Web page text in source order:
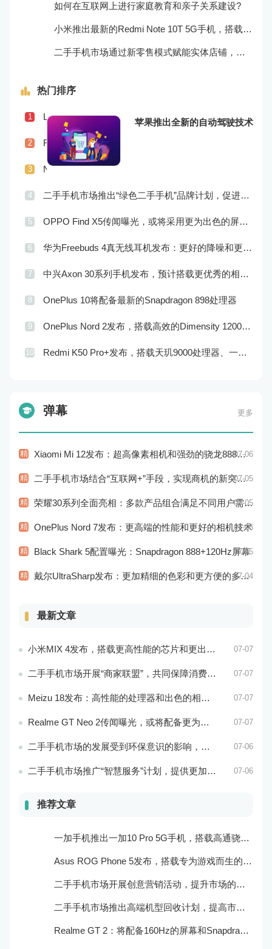
如何在互联网上进行家庭教育和亲子关系建设?
小米推出最新的Redmi Note 10T 5G手机，搭载超快的5G网络和高效的处理器！
二手手机市场通过新零售模式赋能实体店铺，促进销售升级
热门排序
苹果推出全新的自动驾驶技术
1 Lenovo Legion Phone 3上市，搭载更为强劲的处理器和游戏体验
2 Realme X9传闻曝光，或将配备更为优秀的摄像头和屏幕技术
3 Nokia发布全新Nokia 8 V 5G UW，支持超快5G网络和专为美国市场定制
4 二手手机市场推出“绿色二手手机”品牌计划，促进市场品牌化
5 OPPO Find X5传闻曝光，或将采用更为出色的屏幕和实用功能
6 华为Freebuds 4真无线耳机发布：更好的降噪和更完美的音效
7 中兴Axon 30系列手机发布，预计搭载更优秀的相机系统和处理器
8 OnePlus 10将配备最新的Snapdragon 898处理器
9 OnePlus Nord 2发布，搭载高效的Dimensity 1200-AI处理器和高品质的摄像头
10 Redmi K50 Pro+发布，搭载天玑9000处理器、一亿像素主摄像头和120W快充技术
弹幕 更多
精 Xiaomi Mi 12发布：超高像素相机和强劲的骁龙888处理器07-06
精 二手手机市场结合“互联网+”手段，实现商机的新突破和市场的新拓展07-05
精 荣耀30系列全面亮相：多款产品组合满足不同用户需求！07-05
精 OnePlus Nord 7发布：更高端的性能和更好的相机技术
07-05
精 Black Shark 5配置曝光：Snapdragon 888+120Hz屏幕
07-05
精 戴尔UltraSharp发布：更加精细的色彩和更方便的多屏操作07-04
最新文章
小米MIX 4发布，搭载更高性能的芯片和更出色的相机系统 07-07
二手手机市场开展“商家联盟”，共同保障消费者权益 07-07
Meizu 18发布：高性能的处理器和出色的相机性能 07-07
Realme GT Neo 2传闻曝光，或将配备更为出色的处理器和实用功能 07-07
二手手机市场的发展受到环保意识的影响，成为可持续消费的重要方式 07-06
二手手机市场推广“智慧服务”计划，提供更加个性化的服务体验 07-06
推荐文章
一加手机推出一加10 Pro 5G手机，搭载高通骁龙888处理器和一亿像素主摄像头
Asus ROG Phone 5发布，搭载专为游戏而生的处理器和摄像头
二手手机市场开展创意营销活动，提升市场的品牌感知度和美誉度
二手手机市场推出高端机型回收计划，提高市场的产品质量和用户口碑
Realme GT 2：将配备160Hz的屏幕和Snapdragon 898处理器